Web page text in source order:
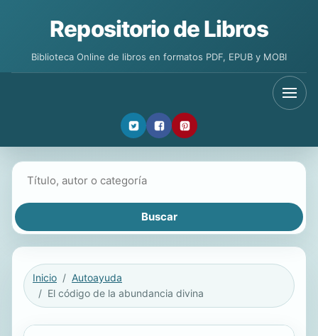
Repositorio de Libros
Biblioteca Online de libros en formatos PDF, EPUB y MOBI
Inicio
Autoayuda
El código de la abundancia divina